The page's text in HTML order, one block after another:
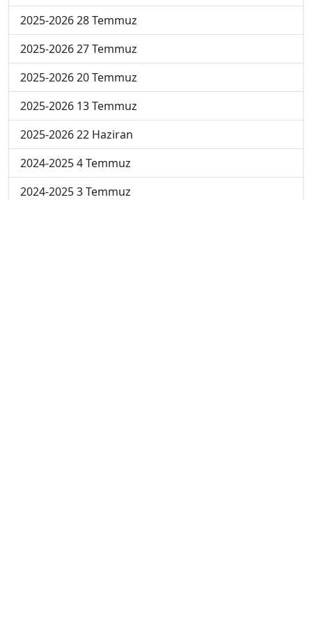
2025-2026 28 Temmuz
2025-2026 27 Temmuz
2025-2026 20 Temmuz
2025-2026 13 Temmuz
2025-2026 22 Haziran
2024-2025 4 Temmuz
2024-2025 3 Temmuz